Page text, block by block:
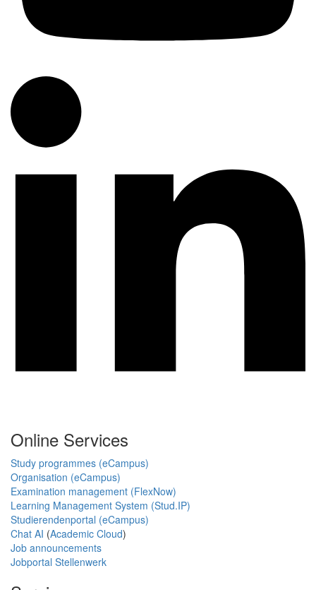
Online Services
Study programmes (eCampus)
Organisation (eCampus)
Examination management (FlexNow)
Learning Management System (Stud.IP)
Studierendenportal (eCampus)
Chat AI (Academic Cloud)
Job announcements
Jobportal Stellenwerk